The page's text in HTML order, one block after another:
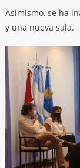
Asimismo, se ha
y una nueva sala.